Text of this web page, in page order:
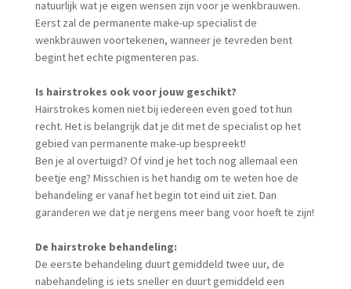
natuurlijk wat je eigen wensen zijn voor je wenkbrauwen.
Eerst zal de permanente make-up specialist de
wenkbrauwen voortekenen, wanneer je tevreden bent
begint het echte pigmenteren pas.
Is hairstrokes ook voor jouw geschikt?
Hairstrokes komen niet bij iedereen even goed tot hun
recht. Het is belangrijk dat je dit met de specialist op het
gebied van permanente make-up bespreekt!
Ben je al overtuigd? Of vind je het toch nog allemaal een
beetje eng? Misschien is het handig om te weten hoe de
behandeling er vanaf het begin tot eind uit ziet. Dan
garanderen we dat je nergens meer bang voor hoeft te zijn!
De hairstroke behandeling:
De eerste behandeling duurt gemiddeld twee uur, de
nabehandeling is iets sneller en duurt gemiddeld een